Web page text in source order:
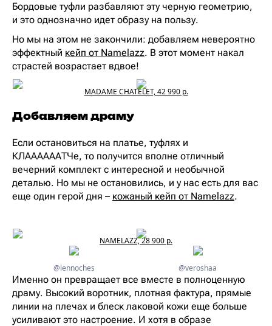
Бордовые туфли разбавляют эту черную геометрию,
и это однозначно идет образу на пользу.
Но мы на этом не закончили: добавляем невероятно
эффектный кейп от Namelazz. В этот момент накал
страстей возрастает вдвое!
MADAME CHATELET, 42 990 р.
Добавляем драму
Если остановиться на платье, туфлях и
КЛААААААТЧе, то получится вполне отличный
вечерний комплект с интересной и необычной
деталью. Но мы не остановились, и у нас есть для вас
еще один герой дня – кожаный кейп от Namelazz.
NAMELAZZ, 28 900 р.
@lennoches @veroshaa
Именно он превращает все вместе в полноценную
драму. Высокий воротник, плотная фактура, прямые
линии на плечах и блеск лаковой кожи еще больше
усиливают это настроение. И хотя в образе